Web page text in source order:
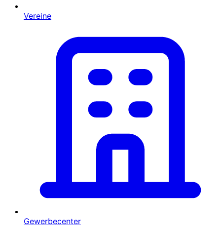
Vereine
Gewerbecenter